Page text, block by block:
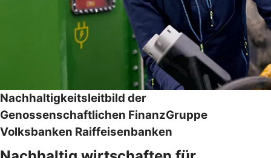
Nachhaltigkeitsleitbild der
Genossenschaftlichen FinanzGruppe
Volksbanken Raiffeisenbanken